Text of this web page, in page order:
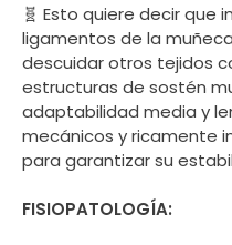
🧬 Esto quiere decir que
ligamentos de la
descuidar otros tejidos
estructuras de sostén
adaptabilidad media y
mecánicos y ricamente
para garantizar su
FISIOPATOLOGÍA: